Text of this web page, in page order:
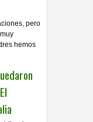
pero
hemos